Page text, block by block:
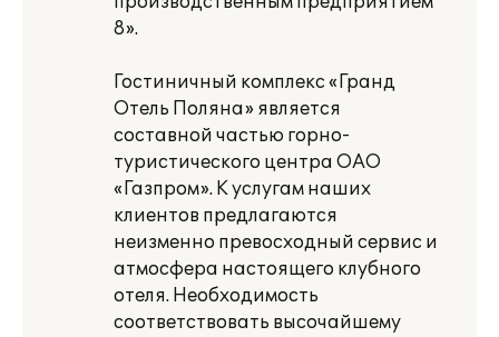
8».
Гостиничный комплекс «Гранд
Отель Поляна» является
составной частью горно-
туристического центра ОАО
«Газпром». К услугам наших
клиентов предлагаются
неизменно превосходный сервис и
атмосфера настоящего клубного
отеля. Необходимость
соответствовать высочайшему